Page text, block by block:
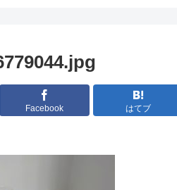
Facebook はてブ